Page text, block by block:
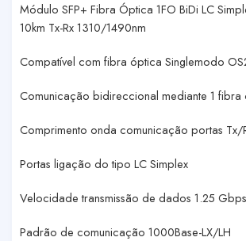
Módulo SFP+ Fibra Óptica 1FO BiDi LC
10km Tx-Rx 1310/1490nm
Compatível com fibra óptica Singlemodo
Comunicação bidireccional mediante 1 fibra
Comprimento onda comunicação portas Tx/
Portas ligação do tipo LC Simplex
Velocidade transmissão de dados 1.25 Gbps
Padrão de comunicação 1000Base-LX/LH